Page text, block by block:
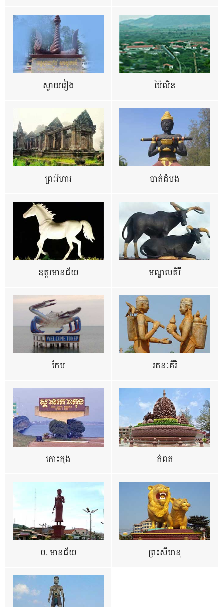
ស្វាយរៀង ប៉ៃលិន
ព្រះវិហារ បាត់ដំបង
ឧត្ដរមានជ័យ មណ្ឌលគីរី
កែប រតនៈគីរី
កោះកុង កំពត
ប. មានជ័យ ព្រះសីហនុ